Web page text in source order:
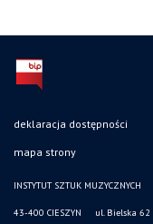
deklaracja dostępności
mapa strony
INSTYTUT SZTUK MUZYCZNYCH
43-400 CIESZYN ul. Bielska 62